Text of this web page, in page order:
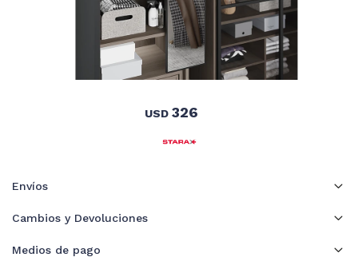
USD 326
Envíos
Cambios y Devoluciones
Medios de pago